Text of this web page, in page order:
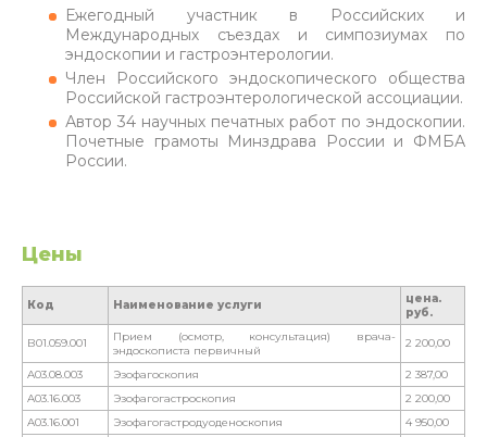
Ежегодный участник в Российских и
Международных съездах и симпозиумах по
эндоскопии и гастроэнтерологии.
Член Российского эндоскопического общества
Российской гастроэнтерологической ассоциации.
Автор 34 научных печатных работ по эндоскопии.
Почетные грамоты Минздрава России и ФМБА
России.
Цены
Код Наименование услуги
цена.
руб.
В01.059.001
Прием (осмотр, консультация) врача-
эндоскописта первичный
2 200,00
A03.08.003 Эзофагоскопия
2 387,00
A03.16.003
Эзофагогастроскопия
2 200,00
A03.16.001
Эзофагогастродуоденоскопия
4 950,00